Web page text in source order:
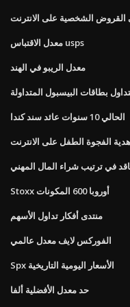
الشخصية على الانترنت
معدل الاقتباس usps
معدل الريبو في الهند
بطاقات البيسبول المتداولة
الحالي 10 سنوات عائد سند كندا
الفجوة الطفل على الانترنت
في ترتيب شراء المال المهني
Stoxx أوروبا 600 المكونات
منتدى أفكار تداول الأسهم
الفوركس لايف معدل عالمي
Spx الأسعار اليومية التاريخية
حد معدل الأفضلية ألفا